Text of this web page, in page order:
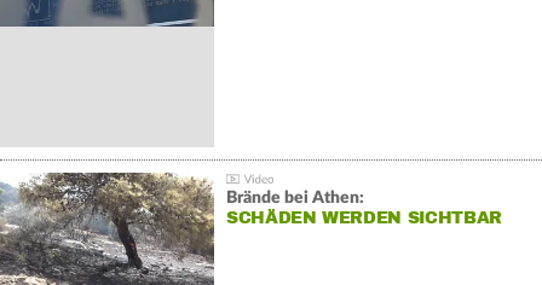
Brände bei Athen:
SCHÄDEN WERDEN SICHTBAR